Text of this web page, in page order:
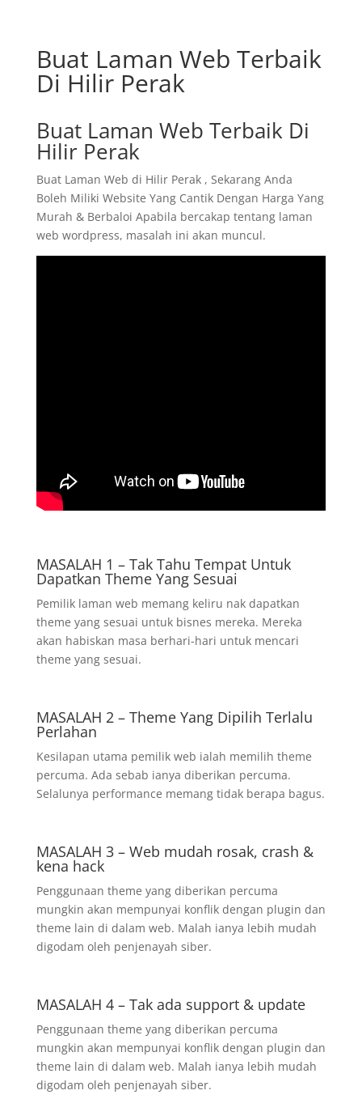
Buat Laman Web Terbaik
Di Hilir Perak
Buat Laman Web Terbaik Di
Hilir Perak
Buat Laman Web di Hilir Perak , Sekarang Anda
Boleh Miliki Website Yang Cantik Dengan Harga Yang
Murah & Berbaloi Apabila bercakap tentang laman
web wordpress, masalah ini akan muncul.
MASALAH 1 – Tak Tahu Tempat Untuk
Dapatkan Theme Yang Sesuai
Pemilik laman web memang keliru nak dapatkan
theme yang sesuai untuk bisnes mereka. Mereka
akan habiskan masa berhari-hari untuk mencari
theme yang sesuai.
MASALAH 2 – Theme Yang Dipilih Terlalu
Perlahan
Kesilapan utama pemilik web ialah memilih theme
percuma. Ada sebab ianya diberikan percuma.
Selalunya performance memang tidak berapa bagus.
MASALAH 3 – Web mudah rosak, crash &
kena hack
Penggunaan theme yang diberikan percuma
mungkin akan mempunyai konflik dengan plugin dan
theme lain di dalam web. Malah ianya lebih mudah
digodam oleh penjenayah siber.
MASALAH 4 – Tak ada support & update
Penggunaan theme yang diberikan percuma
mungkin akan mempunyai konflik dengan plugin dan
theme lain di dalam web. Malah ianya lebih mudah
digodam oleh penjenayah siber.